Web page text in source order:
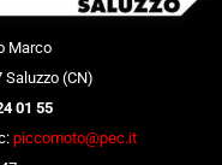
Marco
Saluzzo (CN)
01 55
piccomoto@pec.it